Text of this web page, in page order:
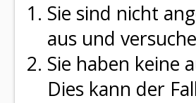
Sie sind nicht
aus und
Sie haben keine
Dies kann der